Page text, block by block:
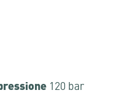
120 bar